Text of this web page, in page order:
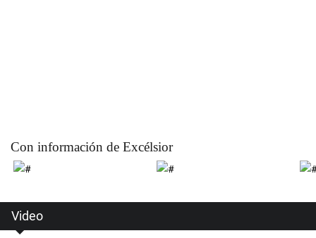
Con información de Excélsior
Video